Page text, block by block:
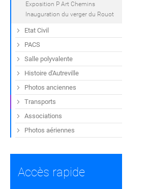
Exposition P Art Chemins
Inauguration du verger du Rouot
Etat Civil
PACS
Salle polyvalente
Histoire d'Autreville
Photos anciennes
Transports
Associations
Photos aériennes
Accès rapide